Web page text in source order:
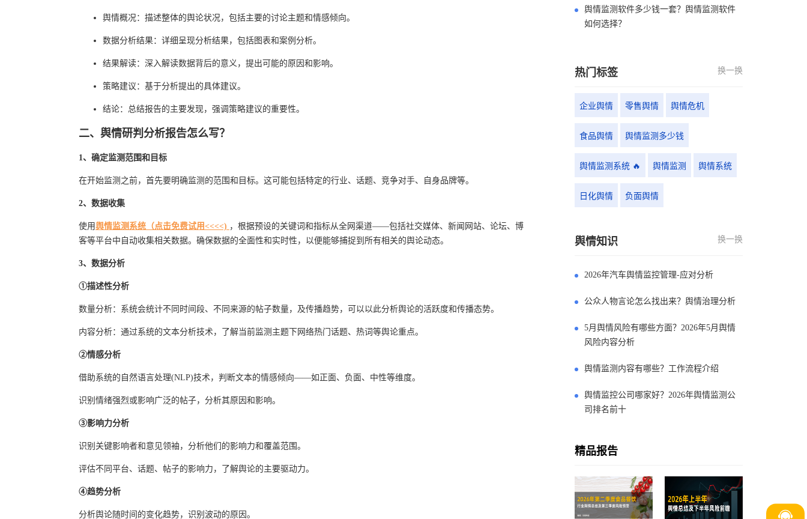
舆情概况：描述整体的舆论状况，包括主要的讨论主题和情感倾向。
数据分析结果：详细呈现分析结果，包括图表和案例分析。
结果解读：深入解读数据背后的意义，提出可能的原因和影响。
策略建议：基于分析提出的具体建议。
结论：总结报告的主要发现，强调策略建议的重要性。
二、舆情研判分析报告怎么写？
1、确定监测范围和目标
在开始监测之前，首先要明确监测的范围和目标。这可能包括特定的行业、话题、竞争对手、自身品牌等。
2、数据收集
使用舆情监测系统（点击免费试用<<<<) ，根据预设的关键词和指标从全网渠道——包括社交媒体、新闻网站、论坛、博
客等平台中自动收集相关数据。确保数据的全面性和实时性，以便能够捕捉到所有相关的舆论动态。
3、数据分析
①描述性分析
数量分析：系统会统计不同时间段、不同来源的帖子数量，及传播趋势，可以以此分析舆论的活跃度和传播态势。
内容分析：通过系统的文本分析技术，了解当前监测主题下网络热门话题、热词等舆论重点。
②情感分析
借助系统的自然语言处理(NLP)技术，判断文本的情感倾向——如正面、负面、中性等维度。
识别情绪强烈或影响广泛的帖子，分析其原因和影响。
③影响力分析
识别关键影响者和意见领袖，分析他们的影响力和覆盖范围。
评估不同平台、话题、帖子的影响力，了解舆论的主要驱动力。
④趋势分析
分析舆论随时间的变化趋势，识别波动的原因。
舆情监测软件多少钱一套？舆情监测软件
如何选择？
热门标签 换一换
企业舆情 零售舆情 舆情危机
食品舆情 舆情监测多少钱
舆情监测系统 🔥 舆情监测 舆情系统
日化舆情 负面舆情
舆情知识 换一换
2026年汽车舆情监控管理-应对分析
公众人物言论怎么找出来？舆情治理分析
5月舆情风险有哪些方面？2026年5月舆情
风险内容分析
舆情监测内容有哪些？工作流程介绍
舆情监控公司哪家好？2026年舆情监测公
司排名前十
精品报告